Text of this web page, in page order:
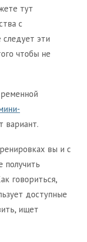
тут
с
эти
чтобы не
вариант.
вы и с
получить
говориться,
доступные
ищет